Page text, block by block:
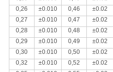
0,26
±0.010 0,46 ±0.02
0,27
±0.010 0,47 ±0.02
0,28
±0.010 0,48 ±0.02
0,29
±0.010 0,49 ±0.02
0,30
±0.010 0,50 ±0.02
0,32
±0.010 0,52 ±0.02